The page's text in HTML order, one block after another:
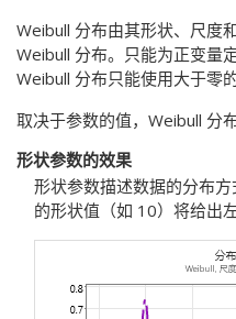
Weibull 分布由其形状、尺度
Weibull 分布。只能为正变量
Weibull 分布只能使用大于零的
取决于参数的值，Weibull 分
形状参数的效果
形状参数描述数据的分布
的形状值（如 10）将给出